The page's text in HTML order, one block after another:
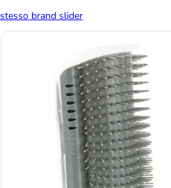
stesso brand slider